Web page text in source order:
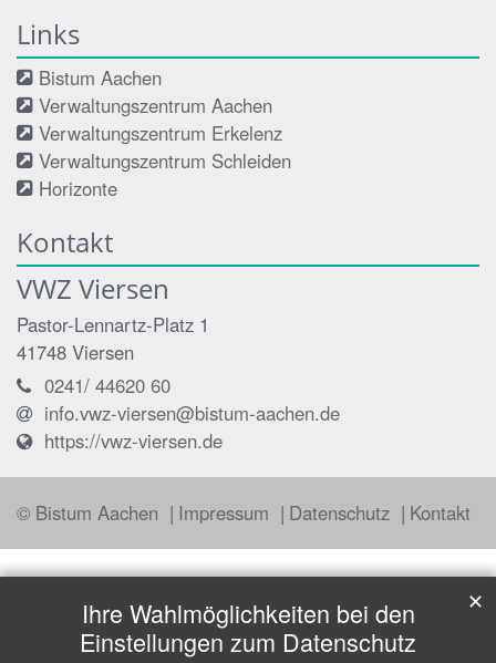
Links
Bistum Aachen
Verwaltungszentrum Aachen
Verwaltungszentrum Erkelenz
Verwaltungszentrum Schleiden
Horizonte
Kontakt
VWZ Viersen
Pastor-Lennartz-Platz 1
41748 Viersen
0241/ 44620 60
info.vwz-viersen@bistum-aachen.de
https://vwz-viersen.de
© Bistum Aachen Impressum Datenschutz Kontakt
Ihre Wahlmöglichkeiten bei den
Einstellungen zum Datenschutz
✕